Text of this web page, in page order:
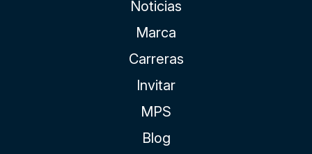
Noticias
Marca
Carreras
Invitar
MPS
Blog